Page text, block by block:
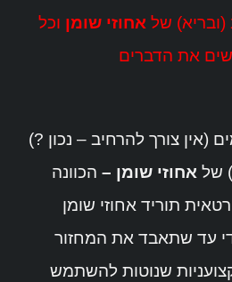
(ובריא) של אחוזי שומן וכל
את הדברים
(אין צורך להרחיב – נכון ?)
של אחוזי שומן – הכוונה
תוריד אחוזי שומן
עד שתאבד את המחזור
שנוטות להשתמש